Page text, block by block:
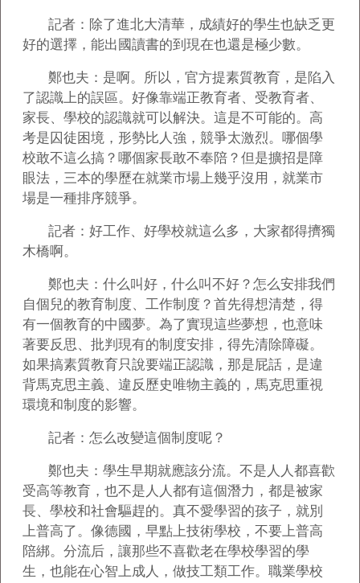
記者：除了進北大清華，成績好的學生也缺乏更
好的選擇，能出國讀書的到現在也還是極少數。
鄭也夫：是啊。所以，官方提素質教育，是陷入
了認識上的誤區。好像靠端正教育者、受教育者、
家長、學校的認識就可以解決。這是不可能的。高
考是囚徒困境，形勢比人強，競爭太激烈。哪個學
校敢不這么搞？哪個家長敢不奉陪？但是擴招是障
眼法，三本的學歷在就業市場上幾乎沒用，就業市
場是一種排序競爭。
記者：好工作、好學校就這么多，大家都得擠獨
木橋啊。
鄭也夫：什么叫好，什么叫不好？怎么安排我們
自個兒的教育制度、工作制度？首先得想清楚，得
有一個教育的中國夢。為了實現這些夢想，也意味
著要反思、批判現有的制度安排，得先清除障礙。
如果搞素質教育只說要端正認識，那是屁話，是違
背馬克思主義、違反歷史唯物主義的，馬克思重視
環境和制度的影響。
記者：怎么改變這個制度呢？
鄭也夫：學生早期就應該分流。不是人人都喜歡
受高等教育，也不是人人都有這個潛力，都是被家
長、學校和社會驅趕的。真不愛學習的孩子，就別
上普高了。像德國，早點上技術學校，不要上普高
陪綁。分流后，讓那些不喜歡老在學校學習的學
生，也能在心智上成人，做技工類工作。職業學校